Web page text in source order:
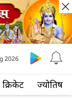
क्रिकेट ज्योतिष
2026